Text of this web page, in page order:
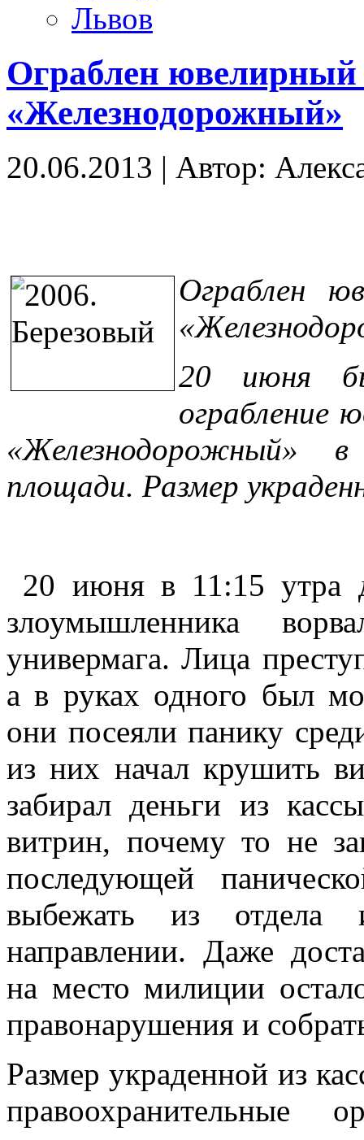
Львов
Ограблен ювелирный
«Железнодорожный»
20.06.2013 | Автор:
Ограблен
20 июня
ограбление
«Железнодорожный»
площади. Размер
20 июня в 11:15 утра
злоумышленника
универмага. Лица
а в руках одного был
они посеяли панику
из них начал крушить
забирал деньги из
витрин, почему то не
последующей
выбежать из отдела
направлении. Даже
на место милиции
правонарушения и
Размер украденной из